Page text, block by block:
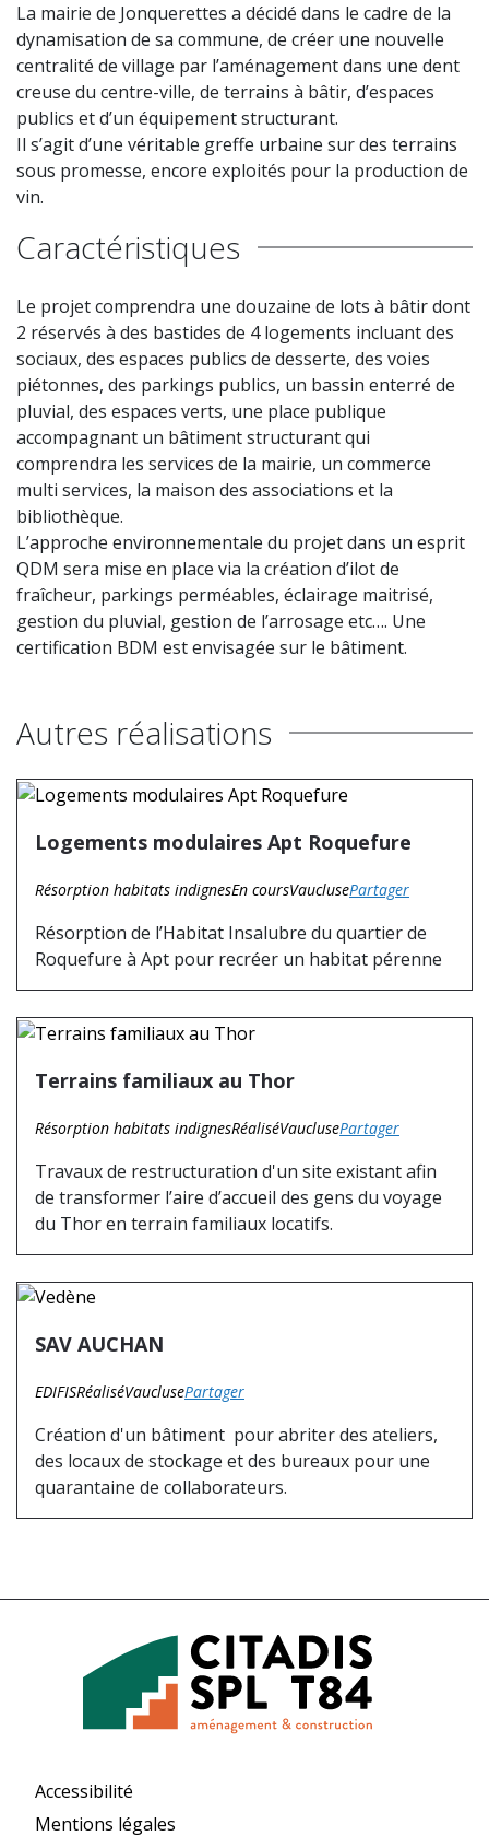
La mairie de Jonquerettes a décidé dans le cadre de la
dynamisation de sa commune, de créer une nouvelle
centralité de village par l’aménagement dans une dent
creuse du centre-ville, de terrains à bâtir, d’espaces
publics et d’un équipement structurant.
Il s’agit d’une véritable greffe urbaine sur des terrains
sous promesse, encore exploités pour la production de
vin.
Caractéristiques
Le projet comprendra une douzaine de lots à bâtir dont
2 réservés à des bastides de 4 logements incluant des
sociaux, des espaces publics de desserte, des voies
piétonnes, des parkings publics, un bassin enterré de
pluvial, des espaces verts, une place publique
accompagnant un bâtiment structurant qui
comprendra les services de la mairie, un commerce
multi services, la maison des associations et la
bibliothèque.
L’approche environnementale du projet dans un esprit
QDM sera mise en place via la création d’ilot de
fraîcheur, parkings perméables, éclairage maitrisé,
gestion du pluvial, gestion de l’arrosage etc…. Une
certification BDM est envisagée sur le bâtiment.
Autres réalisations
Logements modulaires Apt Roquefure
Résorption habitats indignesEn coursVauclusePartager
Résorption de l’Habitat Insalubre du quartier de
Roquefure à Apt pour recréer un habitat pérenne
Terrains familiaux au Thor
Résorption habitats indignesRéaliséVauclusePartager
Travaux de restructuration d'un site existant afin
de transformer l’aire d’accueil des gens du voyage
du Thor en terrain familiaux locatifs.
SAV AUCHAN
EDIFISRéaliséVauclusePartager
Création d'un bâtiment pour abriter des ateliers,
des locaux de stockage et des bureaux pour une
quarantaine de collaborateurs.
Accessibilité
Mentions légales